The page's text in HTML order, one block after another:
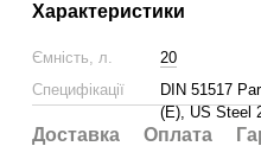
Характеристики
Ємність, л.
20
Специфікації
DIN 51517
(E), US Steel
Доставка Оплата